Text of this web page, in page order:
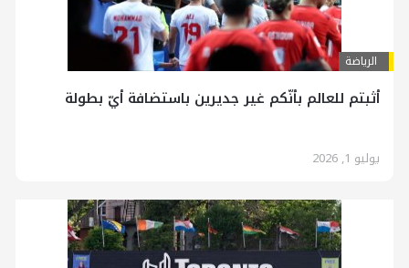
الرياضة
أثبتم للعالم بأنّكم غير جديرين باستضافة أيّ بطولة
يوليو 1, 2026